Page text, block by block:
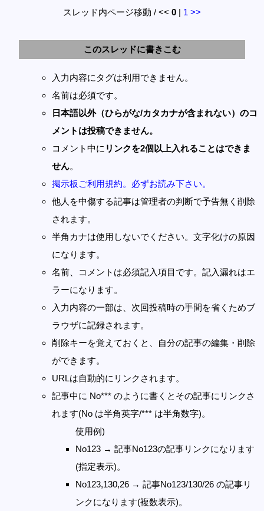
スレッド内ページ移動 / << 0 | 1 >>
このスレッドに書きこむ
入力内容にタグは利用できません。
名前は必須です。
日本語以外（ひらがな/カタカナが含まれない）のコ
メントは投稿できません。
コメント中に リンクを2個以上入れることはできま
せん。
掲示板ご利用規約。必ずお読み下さい。
他人を中傷する記事は管理者の判断で予告無く削除
されます。
半角カナは使用しないでください。文字化けの原因
になります。
名前、コメントは必須記入項目です。記入漏れはエ
ラーになります。
入力内容の一部は、次回投稿時の手間を省くためブ
ラウザに記録されます。
削除キーを覚えておくと、自分の記事の編集・削除
ができます。
URLは自動的にリンクされます。
記事中に No*** のように書くとその記事にリンクさ
れます(No は半角英字/*** は半角数字)。
使用例)
No123 → 記事No123の記事リンクになります
(指定表示)。
No123,130,26 → 記事No123/130/26 の記事リ
ンクになります(複数表示)。